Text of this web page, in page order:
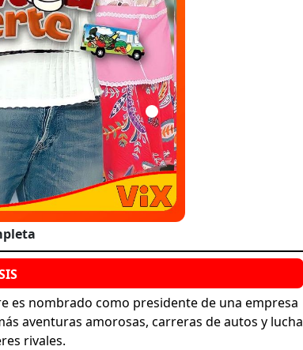
es nombrado como presidente de una empresa
aventuras amorosas, carreras de autos y lucha
rivales.